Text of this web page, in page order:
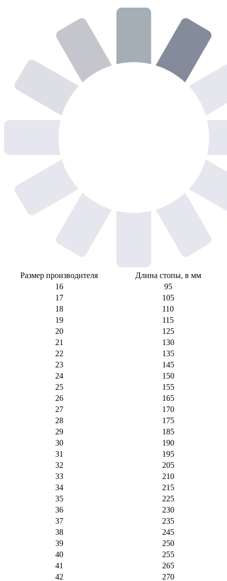
Размер производителя
Длина стопы, в мм
16
95
17
105
18
110
19
115
20
125
21
130
22
135
23
145
24
150
25
155
26
165
27
170
28
175
29
185
30
190
31
195
32
205
33
210
34
215
35
225
36
230
37
235
38
245
39
250
40
255
41
265
42
270